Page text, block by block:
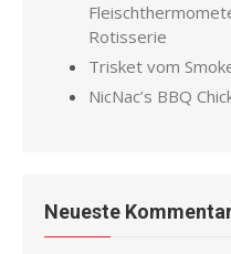
Rotisserie
Trisket vom
NicNac’s BBQ
Neueste